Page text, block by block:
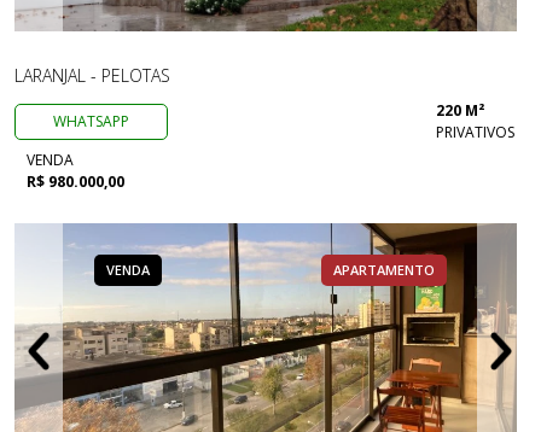
LARANJAL - PELOTAS
WHATSAPP
220 M²
PRIVATIVOS
VENDA
R$ 980.000,00
VENDA APARTAMENTO